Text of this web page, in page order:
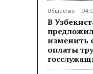
Общество
В
изменить
оплаты